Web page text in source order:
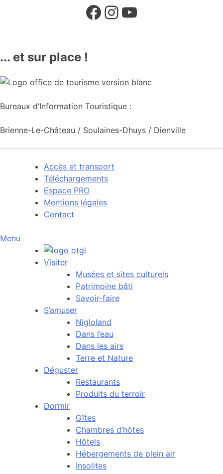
Facebook
Instagram
YouTube
... et sur place !
Bureaux d’Information Touristique :
Brienne-Le-Château / Soulaines-Dhuys / Dienville
Accès et transport
Téléchargements
Espace PRO
Mentions légales
Contact
Menu
Visiter
Musées et sites culturels
Patrimoine bâti
Savoir-faire
S’amuser
Nigloland
Dans l’eau
Dans les airs
Terre et Nature
Déguster
Restaurants
Produits du terroir
Dormir
Gîtes
Chambres d’hôtes
Hôtels
Hébergements de plein air
Insolites